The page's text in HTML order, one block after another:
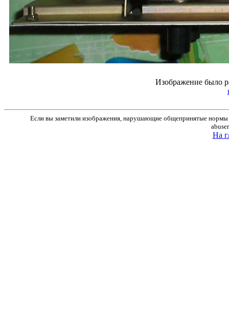
Изображение было
Если вы заметили изображения, нарушающие общепринятые нормы
На